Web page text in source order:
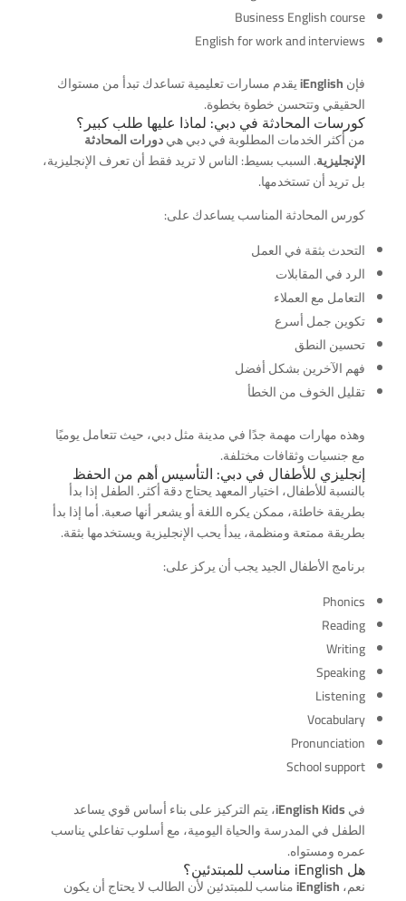
Business English course
English for work and interviews
فإنiEnglishيقدم مسارات تعليمية تساعدك تبدأ من مستواك
الحقيقي وتتحسن خطوة بخطوة.
كورسات المحادثة في دبي: لماذا عليها طلب كبير؟
من أكثر الخدمات المطلوبة في دبي هيدورات المحادثة
الإنجليزية. السبب بسيط: الناس لا تريد فقط أن تعرف الإنجليزية،
بل تريد أن تستخدمها.
كورس المحادثة المناسب يساعدك على:
التحدث بثقة في العمل
الرد في المقابلات
التعامل مع العملاء
تكوين جمل أسرع
تحسين النطق
فهم الآخرين بشكل أفضل
تقليل الخوف من الخطأ
وهذه مهارات مهمة جدًا في مدينة مثل دبي، حيث تتعامل يوميًا
مع جنسيات وثقافات مختلفة.
إنجليزي للأطفال في دبي: التأسيس أهم من الحفظ
بالنسبة للأطفال، اختيار المعهد يحتاج دقة أكثر. الطفل إذا بدأ
بطريقة خاطئة، ممكن يكره اللغة أو يشعر أنها صعبة. أما إذا بدأ
بطريقة ممتعة ومنظمة، يبدأ يحب الإنجليزية ويستخدمها بثقة.
برنامج الأطفال الجيد يجب أن يركز على:
Phonics
Reading
Writing
Speaking
Listening
Vocabulary
Pronunciation
School support
فيiEnglish Kids، يتم التركيز على بناء أساس قوي يساعد
الطفل في المدرسة والحياة اليومية، مع أسلوب تفاعلي يناسب
عمره ومستواه.
هل iEnglish مناسب للمبتدئين؟
نعم،iEnglishمناسب للمبتدئين لأن الطالب لا يحتاج أن يكون